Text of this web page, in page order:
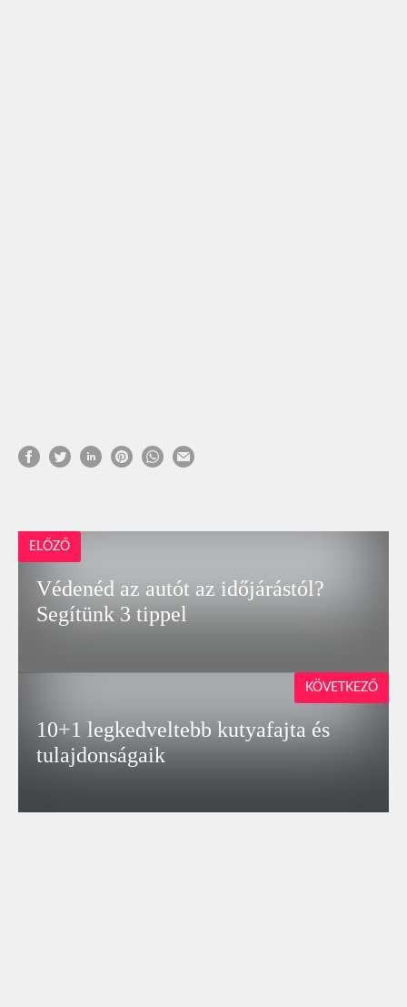
ELŐZŐ
Védenéd az autót az időjárástól?
Segítünk 3 tippel
10+1 legkedveltebb kutyafajta és
tulajdonságaik
KÖVETKEZŐ